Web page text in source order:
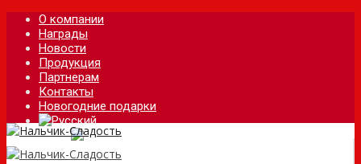
О компании
Награды
Новости
Продукция
Партнерам
Контакты
Новогодние подарки